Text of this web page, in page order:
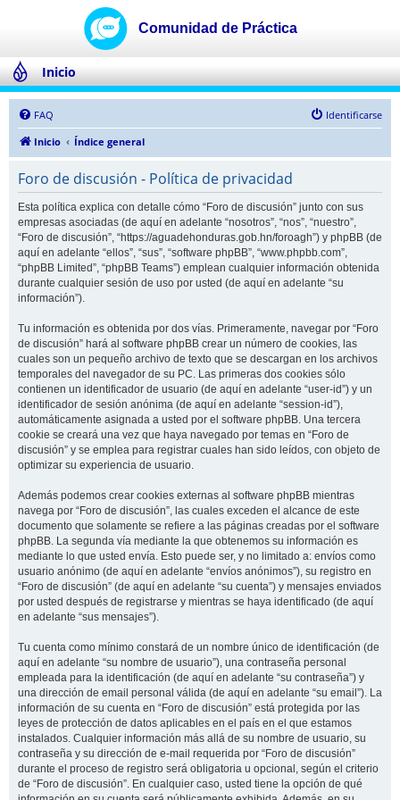
Inicio
FAQ
Identificarse
Inicio
Índice general
Foro de discusión - Política de privacidad
Esta política explica con detalle cómo “Foro de discusión” junto con sus
empresas asociadas (de aquí en adelante “nosotros”, “nos”, “nuestro”,
“Foro de discusión”, “https://aguadehonduras.gob.hn/foroagh”) y phpBB (de
aquí en adelante “ellos”, “sus”, “software phpBB”, “www.phpbb.com”,
“phpBB Limited”, “phpBB Teams”) emplean cualquier información obtenida
durante cualquier sesión de uso por usted (de aquí en adelante “su
información”).
Tu información es obtenida por dos vías. Primeramente, navegar por “Foro
de discusión” hará al software phpBB crear un número de cookies, las
cuales son un pequeño archivo de texto que se descargan en los archivos
temporales del navegador de su PC. Las primeras dos cookies sólo
contienen un identificador de usuario (de aquí en adelante “user-id”) y un
identificador de sesión anónima (de aquí en adelante “session-id”),
automáticamente asignada a usted por el software phpBB. Una tercera
cookie se creará una vez que haya navegado por temas en “Foro de
discusión” y se emplea para registrar cuales han sido leídos, con objeto de
optimizar su experiencia de usuario.
Además podemos crear cookies externas al software phpBB mientras
navega por “Foro de discusión”, las cuales exceden el alcance de este
documento que solamente se refiere a las páginas creadas por el software
phpBB. La segunda vía mediante la que obtenemos su información es
mediante lo que usted envía. Esto puede ser, y no limitado a: envíos como
usuario anónimo (de aquí en adelante “envíos anónimos”), su registro en
“Foro de discusión” (de aquí en adelante “su cuenta”) y mensajes enviados
por usted después de registrarse y mientras se haya identificado (de aquí
en adelante “sus mensajes”).
Tu cuenta como mínimo constará de un nombre único de identificación (de
aquí en adelante “su nombre de usuario”), una contraseña personal
empleada para la identificación (de aquí en adelante “su contraseña”) y
una dirección de email personal válida (de aquí en adelante “su email”). La
información de su cuenta en “Foro de discusión” está protegida por las
leyes de protección de datos aplicables en el país en el que estamos
instalados. Cualquier información más allá de su nombre de usuario, su
contraseña y su dirección de e-mail requerida por “Foro de discusión”
durante el proceso de registro será obligatoria u opcional, según el criterio
de “Foro de discusión”. En cualquier caso, usted tiene la opción de qué